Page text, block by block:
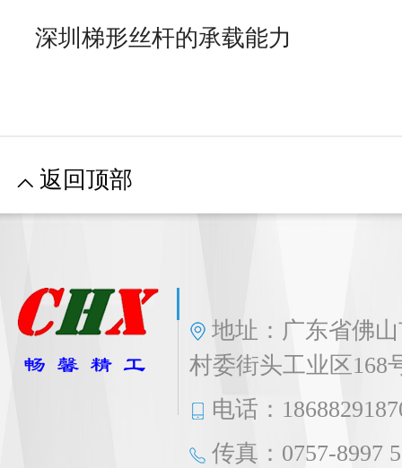
深圳梯形丝杆的承载能力
返回顶部
地址：广东省佛
村委街头工业区168
电话：
传真：0757-8997